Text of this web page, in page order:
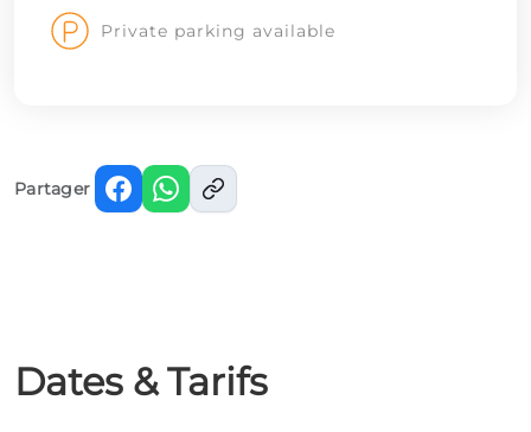
Private parking available
Partager
Dates & Tarifs